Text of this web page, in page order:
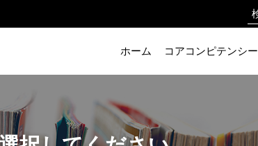
ホーム コアコンピテンシー